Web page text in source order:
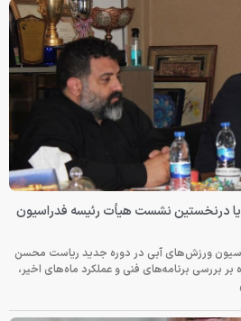
درنخستین نشست هیأت رئیسه فدراسیون
ورزش‌های آبی در دوره جدید ریاست محسن
بررسی برنامه‌های فنی و عملکرد ماه‌های اخیر،